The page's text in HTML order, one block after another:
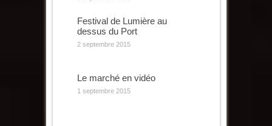
Festival de Lumière au
dessus du Port
2 septembre 2015
Le marché en vidéo
1 septembre 2015